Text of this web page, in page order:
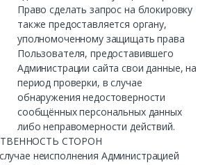
Право сделать запрос на блокировку
также предоставляется органу,
уполномоченному защищать права
Пользователя, предоставившего
Администрации сайта свои данные, на
период проверки, в случае
обнаружения недостоверности
сообщённых персональных данных
либо неправомерности действий.
СТОРОН
неисполнения Администрацией